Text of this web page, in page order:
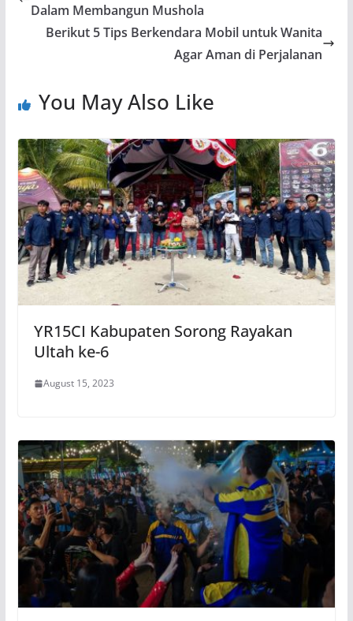
Dalam Membangun Mushola
Berikut 5 Tips Berkendara Mobil untuk Wanita
Agar Aman di Perjalanan
You May Also Like
YR15CI Kabupaten Sorong Rayakan
Ultah ke-6
August 15, 2023